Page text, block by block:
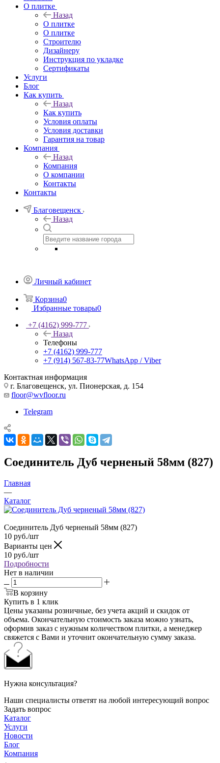
О плитке
Назад
О плитке
О плитке
Строителю
Дизайнеру
Инструкция по укладке
Сертификаты
Услуги
Блог
Как купить
Назад
Как купить
Условия оплаты
Условия доставки
Гарантия на товар
Компания
Назад
Компания
О компании
Контакты
Контакты
Благовещенск
Назад
Личный кабинет
Корзина0
Избранные товары0
+7 (4162) 999-777
Назад
Телефоны
+7 (4162) 999-777
+7 (914) 567-83-77WhatsApp / Viber
Контактная информация
г. Благовещенск, ул. Пионерская, д. 154
floor@wvfloor.ru
Telegram
Соединитель Дуб черненый 58мм (827)
Главная
—
Каталог
Соединитель Дуб черненый 58мм (827)
10 руб./шт
Варианты цен
10 руб./шт
Подробности
Нет в наличии
В корзину
Купить в 1 клик
Цены указаны розничные, без учета акций и скидок от
объема. Окончательную стоимость заказа можно узнать,
оформив заказ с нужным количеством плитки, а менеджер
свяжется с Вами и уточнит окончательную сумму заказа.
Нужна консультация?
Наши специалисты ответят на любой интересующий вопрос
Задать вопрос
Каталог
Услуги
Новости
Блог
Компания